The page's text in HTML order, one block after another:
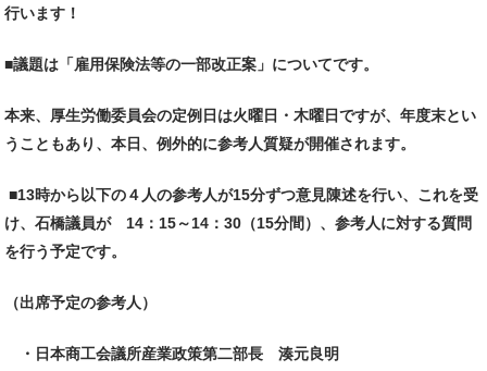
行います！
■議題は「雇用保険法等の一部改正案」についてです。
本来、厚生労働委員会の定例日は火曜日・木曜日ですが、年度末とい
うこともあり、本日、例外的に参考人質疑が開催されます。
■13時から以下の４人の参考人が15分ずつ意見陳述を行い、これを受
け、石橋議員が 14：15～14：30（15分間）、参考人に対する質問
を行う予定です。
（出席予定の参考人）
・日本商工会議所産業政策第二部長 湊元良明